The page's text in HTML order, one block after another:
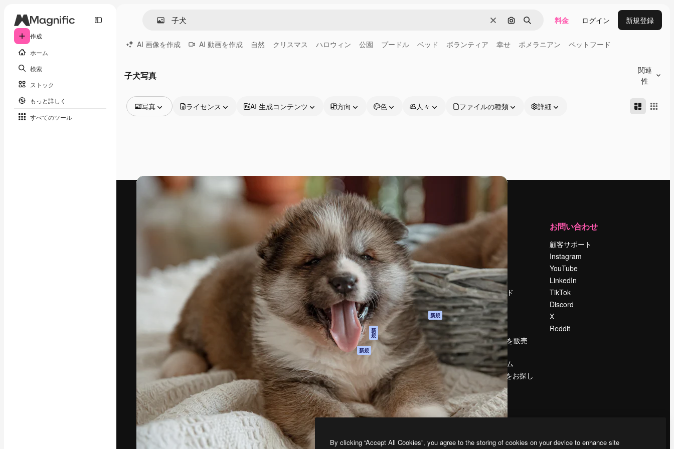
作成
ホーム
検索
ストック
もっと詳しく
すべてのツール
消去 画像で検索
検索 料金 ログイン 新規登録
AI 画像を作成 AI 動画を作成 自然 クリスマス ハロウィン 公園 プードル ベッド ボランティア 幸せ ポメラニアン ペットフード
子犬写真
関連
性
写真
動画
モーショングラフィックス
3D モデル
ライセンス AI 生成コンテンツ 方向 色 人々 ファイルの種類 詳細
最高のクリエイティブ制作を導くためのプラ
ットフォーム。クリエイター、企業、代理
店、スタジオを含む100万人以上が利用して
います。
日本語
製品
Spaces
AI アシスタント
AI 画像生成ツール
AI 動画生成ツール
AI 音声合成ツール
ストックコンテン
ツ
Claude/ChatGPT
向けMCP
新
規
エージェント 新規
API
モバイルアプリ
すべてのMagnificツ
ール
はじめに
Academy
ドキュメント
サポート
利用規約
プライバシーポリ
シー
オリジナル 新規
クッキーポリシー
トラストセンター
アフィリエイト
法人向け
運営
会社概要
Reviews
採用情報
検索トレンド
ブログ
イベント
Slidesgo
コンテンツを販売
する
プレスルーム
magnific.aiをお探し
ですか？
お問い合わせ
顧客サポート
Instagram
YouTube
LinkedIn
TikTok
Discord
X
Reddit
Copyright © 2010-2026 Freepik Company S.L.U. 無断複写・転載を禁じます
By clicking “Accept All Cookies”, you agree to the storing of cookies on your device to enhance site